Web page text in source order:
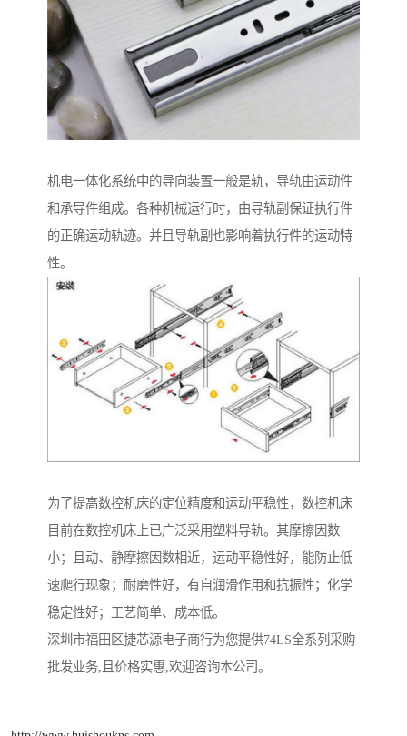
机电一体化系统中的导向装置一般是轨，导轨由运动件
和承导件组成。各种机械运行时，由导轨副保证执行件
的正确运动轨迹。并且导轨副也影响着执行件的运动特
性。
为了提高数控机床的定位精度和运动平稳性，数控机床
目前在数控机床上已广泛采用塑料导轨。其摩擦因数
小；且动、静摩擦因数相近，运动平稳性好，能防止低
速爬行现象；耐磨性好，有自润滑作用和抗振性；化学
稳定性好；工艺简单、成本低。
深圳市福田区捷芯源电子商行为您提供74LS全系列采购
批发业务,且价格实惠,欢迎咨询本公司。